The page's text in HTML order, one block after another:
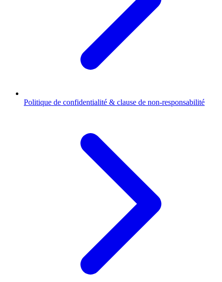
Politique de confidentialité & clause de non-responsabilité